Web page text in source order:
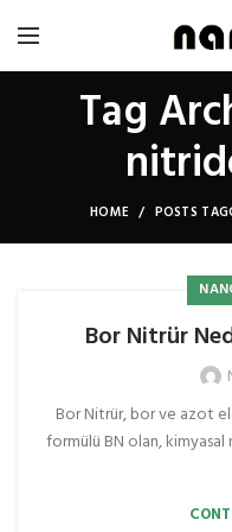
Tag
HOME POSTS
Bor Nitrür
Bor Nitrür, bor ve azot
formülü BN olan,